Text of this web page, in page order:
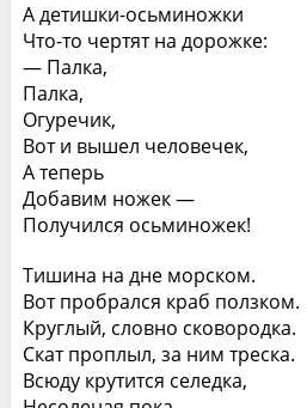
А детишки-осьминожки
Что-то чертят на дорожке:
— Палка,
Палка,
Огуречик,
Вот и вышел человечек,
А теперь
Добавим ножек —
Получился осьминожек!
Тишина на дне морском.
Вот пробрался краб ползком.
Круглый, словно сковородка.
Скат проплыл, за ним треска.
Всюду крутится селедка,